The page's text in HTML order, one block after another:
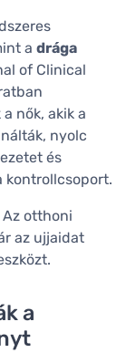
a drága
of Clinical
nők, akik a
nyolc
és
kontrollcsoport.
otthoni
az ujjaidat
a